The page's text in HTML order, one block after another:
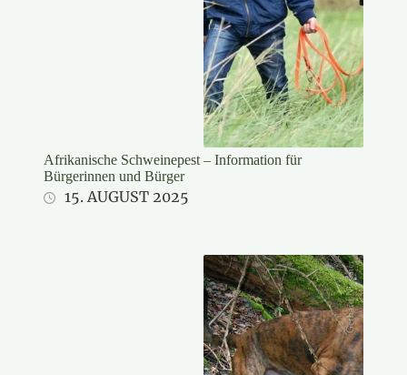
Afrikanische Schweinepest – Information für
Bürgerinnen und Bürger
15. AUGUST 2025
Gerhard Niessner